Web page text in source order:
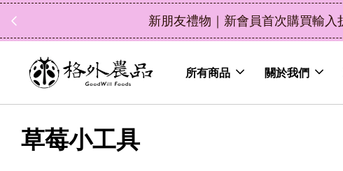
除外）
所有商品 關於我們
草莓小工具